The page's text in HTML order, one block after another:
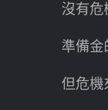
沒有危
準備
但危機